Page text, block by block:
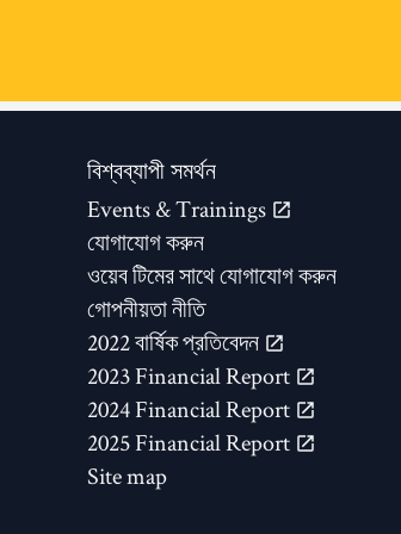
বিশ্বব্যাপী সমর্থন
Events & Trainings
যোগাযোগ করুন
ওয়েব টিমের সাথে যোগাযোগ করুন
গোপনীয়তা নীতি
2022 বার্ষিক প্রতিবেদন
2023 Financial Report
2024 Financial Report
2025 Financial Report
Site map